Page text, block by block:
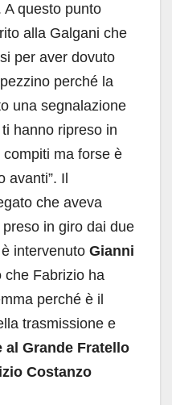
questo punto
alla Galgani che
per aver dovuto
perché la
una segnalazione
hanno ripreso in
ma forse è
avanti”. Il
che aveva
in giro dai due
intervenuto Gianni
che Fabrizio ha
perché è il
trasmissione e
al Grande Fratello
Costanzo